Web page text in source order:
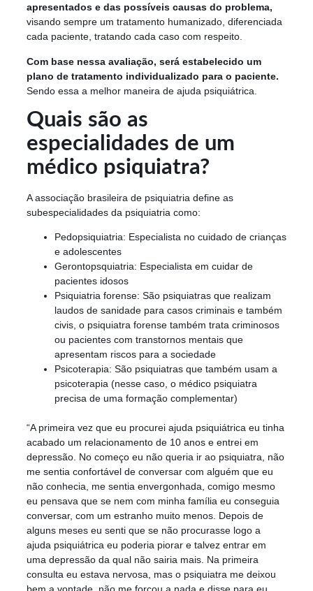
apresentados e das possíveis causas do problema,
visando sempre um tratamento humanizado, diferenciada
cada paciente, tratando cada caso com respeito.
Com base nessa avaliação, será estabelecido um
plano de tratamento individualizado para o paciente.
Sendo essa a melhor maneira de ajuda psiquiátrica.
Quais são as
especialidades de um
médico psiquiatra?
A associação brasileira de psiquiatria define as
subespecialidades da psiquiatria como:
Pedopsiquiatria: Especialista no cuidado de crianças
e adolescentes
Gerontopsquiatria: Especialista em cuidar de
pacientes idosos
Psiquiatria forense: São psiquiatras que realizam
laudos de sanidade para casos criminais e também
civis, o psiquiatra forense também trata criminosos
ou pacientes com transtornos mentais que
apresentam riscos para a sociedade
Psicoterapia: São psiquiatras que também usam a
psicoterapia (nesse caso, o médico psiquiatra
precisa de uma formação complementar)
“A primeira vez que eu procurei ajuda psiquiátrica eu tinha
acabado um relacionamento de 10 anos e entrei em
depressão. No começo eu não queria ir ao psiquiatra, não
me sentia confortável de conversar com alguém que eu
não conhecia, me sentia envergonhada, comigo mesmo
eu pensava que se nem com minha família eu conseguia
conversar, com um estranho muito menos. Depois de
alguns meses eu senti que se não procurasse logo a
ajuda psiquiátrica eu poderia piorar e talvez entrar em
uma depressão da qual não sairia mais. Na primeira
consulta eu estava nervosa, mas o psiquiatra me deixou